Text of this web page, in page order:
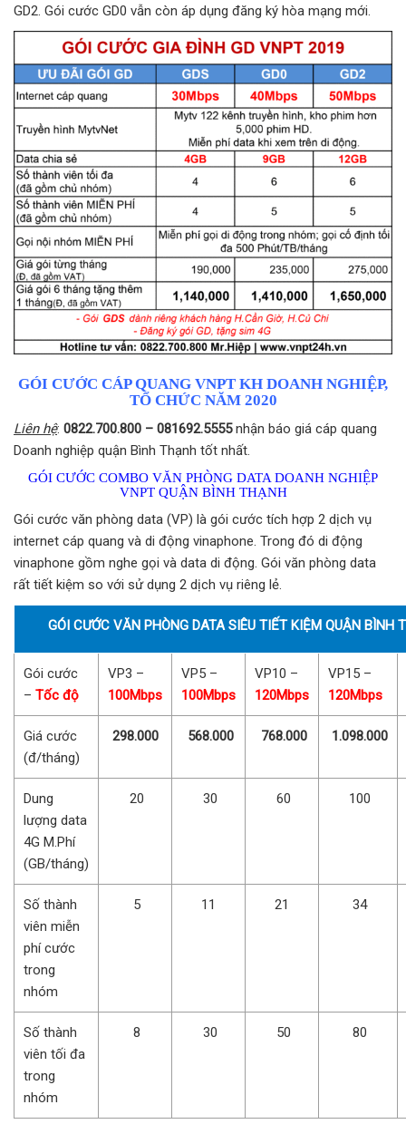
GD2. Gói cước GD0 vẫn còn áp dụng đăng ký hòa mạng mới.
GÓI CƯỚC CÁP QUANG VNPT KH DOANH NGHIỆP,
TỔ CHỨC NĂM 2020
Liên hệ: 0822.700.800 – 081692.5555nhận báo giá cáp quang
Doanh nghiệp quận Bình Thạnh tốt nhất.
GÓI CƯỚC COMBO VĂN PHÒNG DATA DOANH NGHIỆP
VNPT QUẬN BÌNH THẠNH
Gói cước văn phòng data (VP) là gói cước tích hợp 2 dịch vụ
internet cáp quang và di động vinaphone. Trong đó di động
vinaphone gồm nghe gọi và data di động. Gói văn phòng data
rất tiết kiệm so với sử dụng 2 dịch vụ riêng lẻ.
GÓI CƯỚC VĂN PHÒNG DATA SIÊU TIẾT KIỆM QUẬN BÌNH
Gói cước
– Tốc độ
VP3 –
100Mbps
VP5 –
100Mbps
VP10 –
120Mbps
VP15 –
120Mbps
Giá cước
(đ/tháng)
298.000 568.000 768.000 1.098.000
Dung
lượng data
4G M.Phí
(GB/tháng)
20 30 60 100
Số thành
viên miễn
phí cước
trong
nhóm
5 11 21 34
Số thành
viên tối đa
trong
nhóm
8 30 50 80